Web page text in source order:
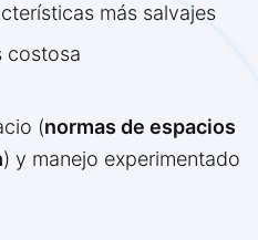
más salvajes
costosa
(normas de espacios
) y manejo experimentado